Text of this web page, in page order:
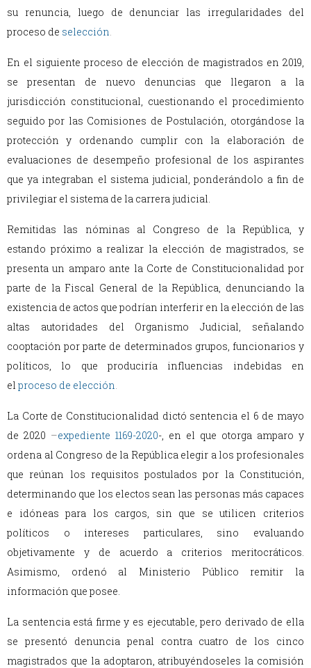
su renuncia, luego de denunciar las irregularidades del
proceso de selección.
En el siguiente proceso de elección de magistrados en 2019,
se presentan de nuevo denuncias que llegaron a la
jurisdicción constitucional, cuestionando el procedimiento
seguido por las Comisiones de Postulación, otorgándose la
protección y ordenando cumplir con la elaboración de
evaluaciones de desempeño profesional de los aspirantes
que ya integraban el sistema judicial, ponderándolo a fin de
privilegiar el sistema de la carrera judicial.
Remitidas las nóminas al Congreso de la República, y
estando próximo a realizar la elección de magistrados, se
presenta un amparo ante la Corte de Constitucionalidad por
parte de la Fiscal General de la República, denunciando la
existencia de actos que podrían interferir en la elección de las
altas autoridades del Organismo Judicial, señalando
cooptación por parte de determinados grupos, funcionarios y
políticos, lo que produciría influencias indebidas en
el proceso de elección.
La Corte de Constitucionalidad dictó sentencia el 6 de mayo
de 2020 –expediente 1169-2020-, en el que otorga amparo y
ordena al Congreso de la República elegir a los profesionales
que reúnan los requisitos postulados por la Constitución,
determinando que los electos sean las personas más capaces
e idóneas para los cargos, sin que se utilicen criterios
políticos o intereses particulares, sino evaluando
objetivamente y de acuerdo a criterios meritocráticos.
Asimismo, ordenó al Ministerio Público remitir la
información que posee.
La sentencia está firme y es ejecutable, pero derivado de ella
se presentó denuncia penal contra cuatro de los cinco
magistrados que la adoptaron, atribuyéndoseles la comisión